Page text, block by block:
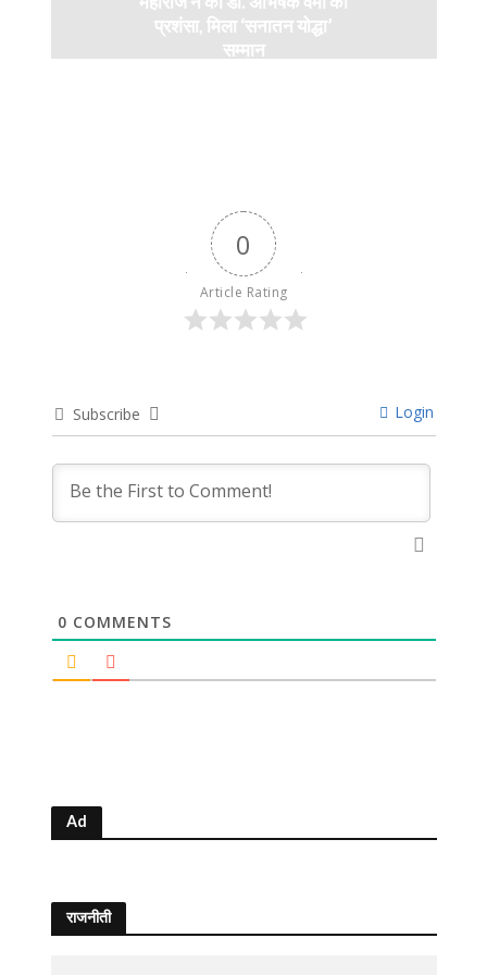
प्रशंसा, मिला ‘सनातन योद्धा’
सम्मान
0
Article Rating
Subscribe Login
0 COMMENTS
Ad
राजनीती